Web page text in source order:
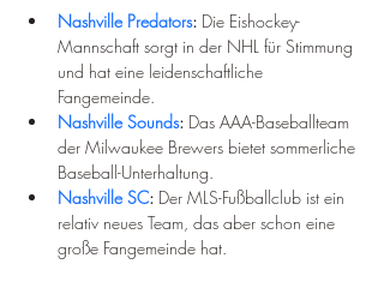
Nashville Predators: Die Eishockey-
Mannschaft sorgt in der NHL für Stimmung
und hat eine leidenschaftliche
Fangemeinde.
Nashville Sounds: Das AAA-Baseballteam
der Milwaukee Brewers bietet sommerliche
Baseball-Unterhaltung.
Nashville SC: Der MLS-Fußballclub ist ein
relativ neues Team, das aber schon eine
große Fangemeinde hat.